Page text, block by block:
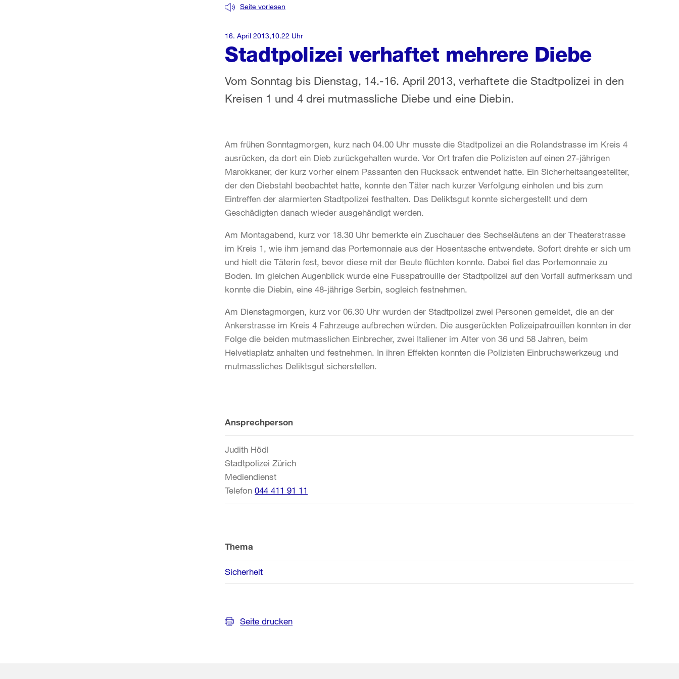
Stadtpolizei verhaftet mehrere Diebe
Seite vorlesen
Vom Sonntag bis Dienstag, 14.-16. April 2013, verhaftete die Stadtpolizei in den
Kreisen 1 und 4 drei mutmassliche Diebe und eine Diebin.
16. April 2013,10.22 Uhr
Am frühen Sonntagmorgen, kurz nach 04.00 Uhr musste die Stadtpolizei an die Rolandstrasse im Kreis 4
ausrücken, da dort ein Dieb zurückgehalten wurde. Vor Ort trafen die Polizisten auf einen 27-jährigen
Marokkaner, der kurz vorher einem Passanten den Rucksack entwendet hatte. Ein Sicherheitsangestellter,
der den Diebstahl beobachtet hatte, konnte den Täter nach kurzer Verfolgung einholen und bis zum
Eintreffen der alarmierten Stadtpolizei festhalten. Das Deliktsgut konnte sichergestellt und dem
Geschädigten danach wieder ausgehändigt werden.
Am Montagabend, kurz vor 18.30 Uhr bemerkte ein Zuschauer des Sechseläutens an der Theaterstrasse
im Kreis 1, wie ihm jemand das Portemonnaie aus der Hosentasche entwendete. Sofort drehte er sich um
und hielt die Täterin fest, bevor diese mit der Beute flüchten konnte. Dabei fiel das Portemonnaie zu
Boden. Im gleichen Augenblick wurde eine Fusspatrouille der Stadtpolizei auf den Vorfall aufmerksam und
konnte die Diebin, eine 48-jährige Serbin, sogleich festnehmen.
Am Dienstagmorgen, kurz vor 06.30 Uhr wurden der Stadtpolizei zwei Personen gemeldet, die an der
Ankerstrasse im Kreis 4 Fahrzeuge aufbrechen würden. Die ausgerückten Polizeipatrouillen konnten in der
Folge die beiden mutmasslichen Einbrecher, zwei Italiener im Alter von 36 und 58 Jahren, beim
Helvetiaplatz anhalten und festnehmen. In ihren Effekten konnten die Polizisten Einbruchswerkzeug und
mutmassliches Deliktsgut sicherstellen.
Weitere
Informationen
Ansprechperson
Judith Hödl
Stadtpolizei Zürich
Mediendienst
Telefon 044 411 91 11
Thema
Sicherheit
Seite drucken